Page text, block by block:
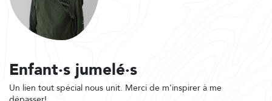
Enfant·s jumelé·s
Un lien tout spécial nous unit. Merci de m'inspirer à me